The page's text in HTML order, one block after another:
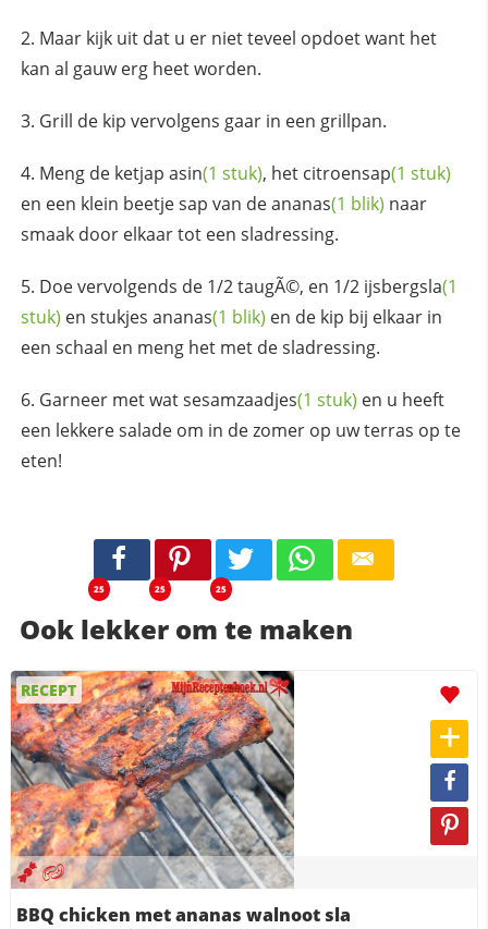
Maar kijk uit dat u er niet teveel opdoet want het
kan al gauw erg heet worden.
Grill de kip vervolgens gaar in een grillpan.
Meng de ketjap asin(1 stuk), het citroensap(1 stuk)
en een klein beetje sap van deananas(1 blik) naar
smaak door elkaar tot een sladressing.
Doe vervolgends de 1/2 taugÃ©, en 1/2 ijsbergsla(1
stuk) en stukjes ananas(1 blik) en de kip bij elkaar in
een schaal en meng het met de sladressing.
Garneer met watsesamzaadjes(1 stuk) en u heeft
een lekkere salade om in de zomer op uw terras op te
eten!
25 25 25
Ook lekker om te maken
RECEPT
BBQ chicken met ananas walnoot sla